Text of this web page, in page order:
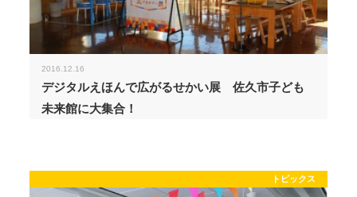
2016.12.16
デジタルえほんで広がるせかい展 佐久市子ども
未来館に大集合！
トピックス